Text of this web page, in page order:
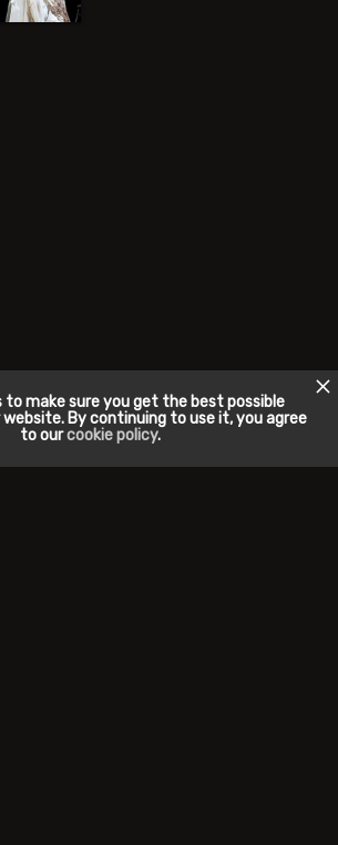
to make sure you get the best possible
By continuing to use it, you agree
to ourcookie policy.